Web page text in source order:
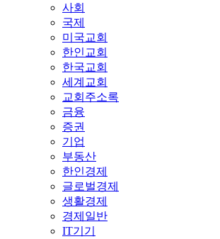
사회
국제
미국교회
한인교회
한국교회
세계교회
교회주소록
금융
증권
기업
부동산
한인경제
글로벌경제
생활경제
경제일반
IT기기